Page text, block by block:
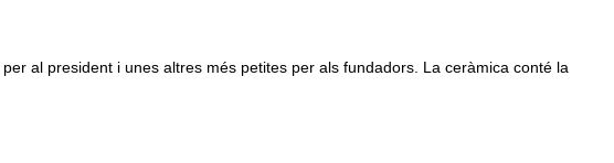
al president i unes altres més petites per als fundadors. La ceràmica conté la